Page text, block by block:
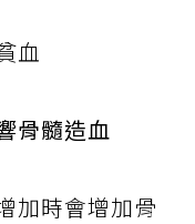
血
骨髓造血
加時會增加骨